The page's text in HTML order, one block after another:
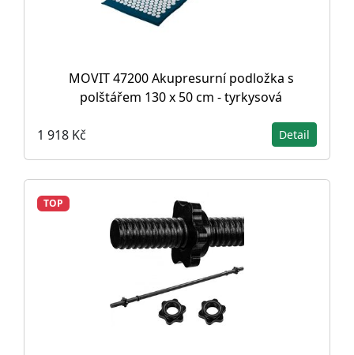
MOVIT 47200 Akupresurní podložka s
polštářem 130 x 50 cm - tyrkysová
1 918 Kč Detail
TOP